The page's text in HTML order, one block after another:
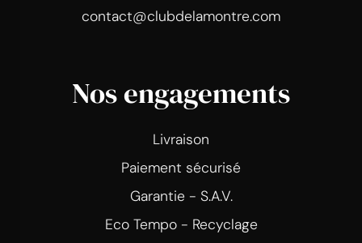
contact@clubdelamontre.com
Nos engagements
Livraison
Paiement sécurisé
Garantie - S.A.V.
Eco Tempo - Recyclage